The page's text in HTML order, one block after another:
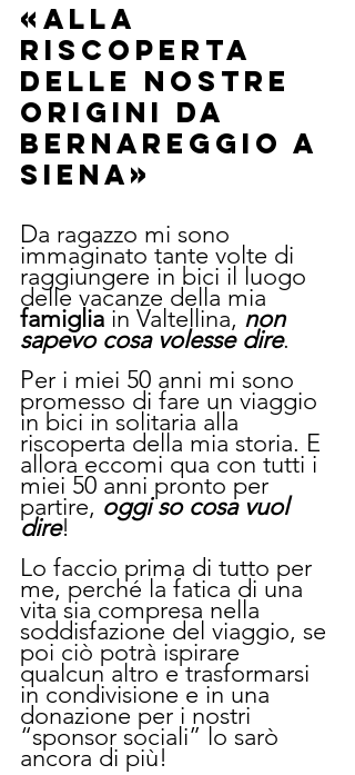
«Alla
riscoperta
delle nostre
origini da
Bernareggio a
Siena»
Da ragazzo mi sono
immaginato tante volte di
raggiungere in bici il luogo
delle vacanze della mia
famiglia in Valtellina, non
sapevo cosa volesse dire.
Per i miei 50 anni mi sono
promesso di fare un viaggio
in bici in solitaria alla
riscoperta della mia storia. E
allora eccomi qua con tutti i
miei 50 anni pronto per
partire, oggi so cosa vuol
dire!
Lo faccio prima di tutto per
me, perché la fatica di una
vita sia compresa nella
soddisfazione del viaggio, se
poi ciò potrà ispirare
qualcun altro e trasformarsi
in condivisione e in una
donazione per i nostri
“sponsor sociali” lo sarò
ancora di più!